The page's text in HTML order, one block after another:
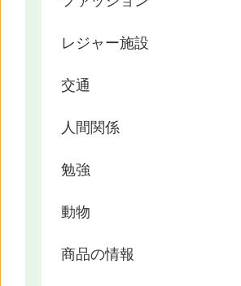
レジャー施設
交通
人間関係
勉強
動物
商品の情報